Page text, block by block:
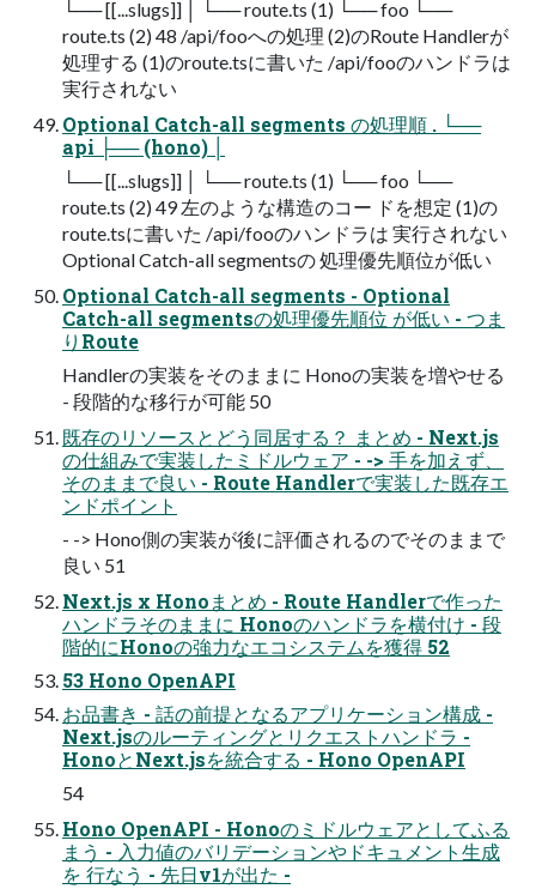
└── [[...slugs]] │ └── route.ts (1) └── foo └──
route.ts (2) 48 /api/fooへの処理 (2)のRoute Handlerが
処理する (1)のroute.tsに書いた /api/fooのハンドラは
実行されない
Optional Catch-all segments の処理順 . └──
api ├── (hono) │
└── [[...slugs]] │ └── route.ts (1) └── foo └──
route.ts (2) 49 左のような構造のコー ドを想定 (1)の
route.tsに書いた /api/fooのハンドラは 実行されない
Optional Catch-all segmentsの 処理優先順位が低い
Optional Catch-all segments - Optional
Catch-all segmentsの処理優先順位 が低い - つま
りRoute
Handlerの実装をそのままに Honoの実装を増やせる
- 段階的な移行が可能 50
既存のリソースとどう同居する？ まとめ - Next.js
の仕組みで実装したミドルウェア - -> 手を加えず、
そのままで良い - Route Handlerで実装した既存エ
ンドポイント
- -> Hono側の実装が後に評価されるのでそのままで
良い 51
Next.js x Honoまとめ - Route Handlerで作った
ハンドラそのままに Honoのハンドラを横付け - 段
階的にHonoの強力なエコシステムを獲得 52
53 Hono OpenAPI
お品書き - 話の前提となるアプリケーション構成 -
Next.jsのルーティングとリクエストハンドラ -
HonoとNext.jsを統合する - Hono OpenAPI
54
Hono OpenAPI - Honoのミドルウェアとしてふる
まう - 入力値のバリデーションやドキュメント生成
を 行なう - 先日v1が出た -